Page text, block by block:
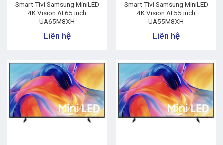
Smart Tivi Samsung MiniLED
4K Vision AI 65 inch
UA65M8XH
Liên hệ
Smart Tivi Samsung MiniLED
4K Vision AI 55 inch
UA55M8XH
Liên hệ